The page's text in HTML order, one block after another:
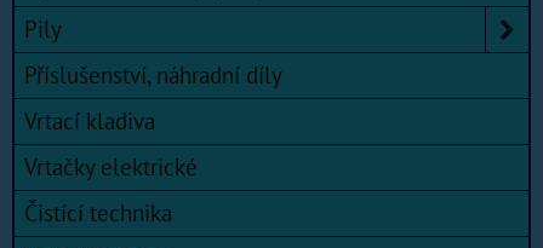
Pily
Příslušenství, náhradní díly
Vrtací kladiva
Vrtačky elektrické
Čistící technika